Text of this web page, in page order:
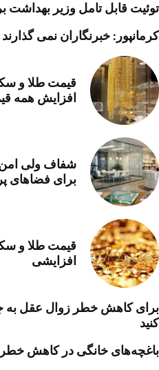
توئیت قابل تامل وزیر بهداشت
کرمانپور: خبرنگاران نمی
افزایش همه
شفاف ولی
برای فضاهای
افزایشی
برای کاهش خطر زوال عقل به
کنید
باغچه‌های خانگی در کاهش خطر